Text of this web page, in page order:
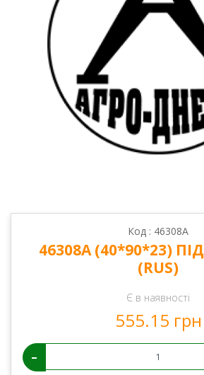
Код : 46308А
46308А (40*90*23)
(RUS)
Є в наявності
555.15 грн
-